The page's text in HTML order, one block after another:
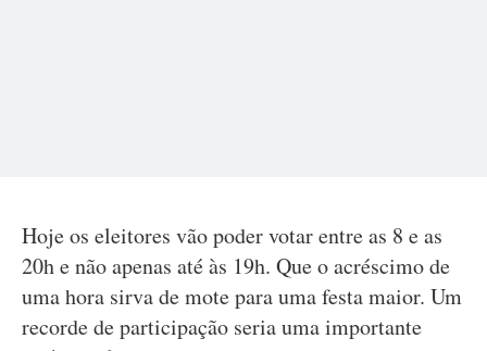
Hoje os eleitores vão poder votar entre as 8 e as
20h e não apenas até às 19h. Que o acréscimo de
uma hora sirva de mote para uma festa maior. Um
recorde de participação seria uma importante